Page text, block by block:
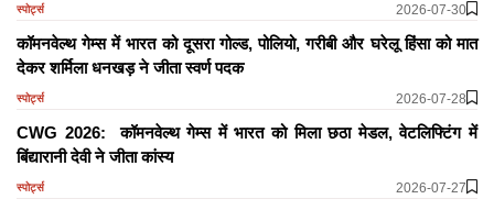
स्पोर्ट्स 2026-07-30
कॉमनवेल्थ गेम्स में भारत को दूसरा गोल्ड, पोलियो, गरीबी और घरेलू हिंसा को मात
देकर शर्मिला धनखड़ ने जीता स्वर्ण पदक
स्पोर्ट्स 2026-07-28
CWG 2026: कॉमनवेल्थ गेम्स में भारत को मिला छठा मेडल, वेटलिफ्टिंग में
बिंद्यारानी देवी ने जीता कांस्य
स्पोर्ट्स 2026-07-27